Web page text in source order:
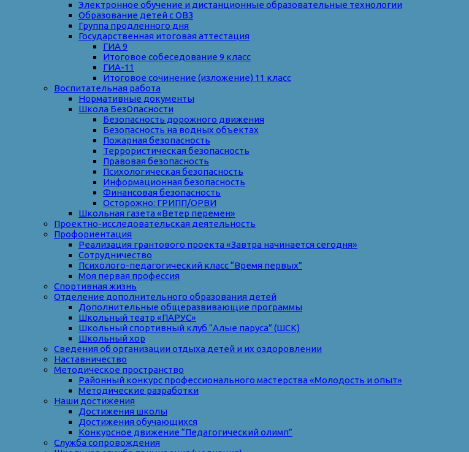
Электронное обучение и дистанционные образовательные технологии
Образование детей с ОВЗ
Группа продленного дня
Государственная итоговая аттестация
ГИА 9
Итоговое собеседование 9 класс
ГИА-11
Итоговое сочинение (изложение) 11 класс
Воспитательная работа
Нормативные документы
Школа БезОпасности
Безопасность дорожного движения
Безопасность на водных объектах
Пожарная безопасность
Террористическая безопасность
Правовая безопасность
Психологическая безопасность
Информационная безопасность
Финансовая безопасность
Осторожно: ГРИПП/ОРВИ
Школьная газета «Ветер перемен»
Проектно-исследовательская деятельность
Профориентация
Реализация грантового проекта «Завтра начинается сегодня»
Сотрудничество
Психолого-педагогический класс “Время первых”
Моя первая профессия
Спортивная жизнь
Отделение дополнительного образования детей
Дополнительные общеразвивающие программы
Школьный театр «ПАРУС»
Школьный спортивный клуб “Алые паруса” (ШСК)
Школьный хор
Сведения об организации отдыха детей и их оздоровлении
Наставничество
Методическое пространство
Районный конкурс профессионального мастерства «Молодость и опыт»
Методические разработки
Наши достижения
Достижения школы
Достижения обучающихся
Конкурсное движение “Педагогический олимп”
Служба сопровождения